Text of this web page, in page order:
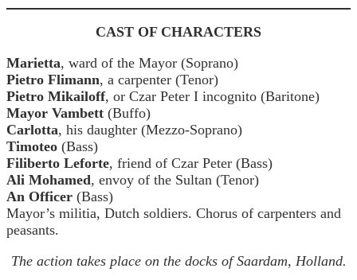
CAST OF CHARACTERS
Marietta, ward of the Mayor (Soprano)
Pietro Flimann, a carpenter (Tenor)
Pietro Mikailoff, or Czar Peter I incognito (Baritone)
Mayor Vambett (Buffo)
Carlotta, his daughter (Mezzo-Soprano)
Timoteo (Bass)
Filiberto Leforte, friend of Czar Peter (Bass)
Ali Mohamed, envoy of the Sultan (Tenor)
An Officer (Bass)
Mayor’s militia, Dutch soldiers. Chorus of carpenters and
peasants.
The action takes place on the docks of Saardam, Holland.